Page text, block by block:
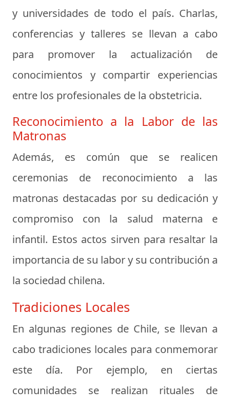
y universidades de todo el país. Charlas,
conferencias y talleres se llevan a cabo
para promover la actualización de
conocimientos y compartir experiencias
entre los profesionales de la obstetricia.
Reconocimiento a la Labor de las
Matronas
Además, es común que se realicen
ceremonias de reconocimiento a las
matronas destacadas por su dedicación y
compromiso con la salud materna e
infantil. Estos actos sirven para resaltar la
importancia de su labor y su contribución a
la sociedad chilena.
Tradiciones Locales
En algunas regiones de Chile, se llevan a
cabo tradiciones locales para conmemorar
este día. Por ejemplo, en ciertas
comunidades se realizan rituales de